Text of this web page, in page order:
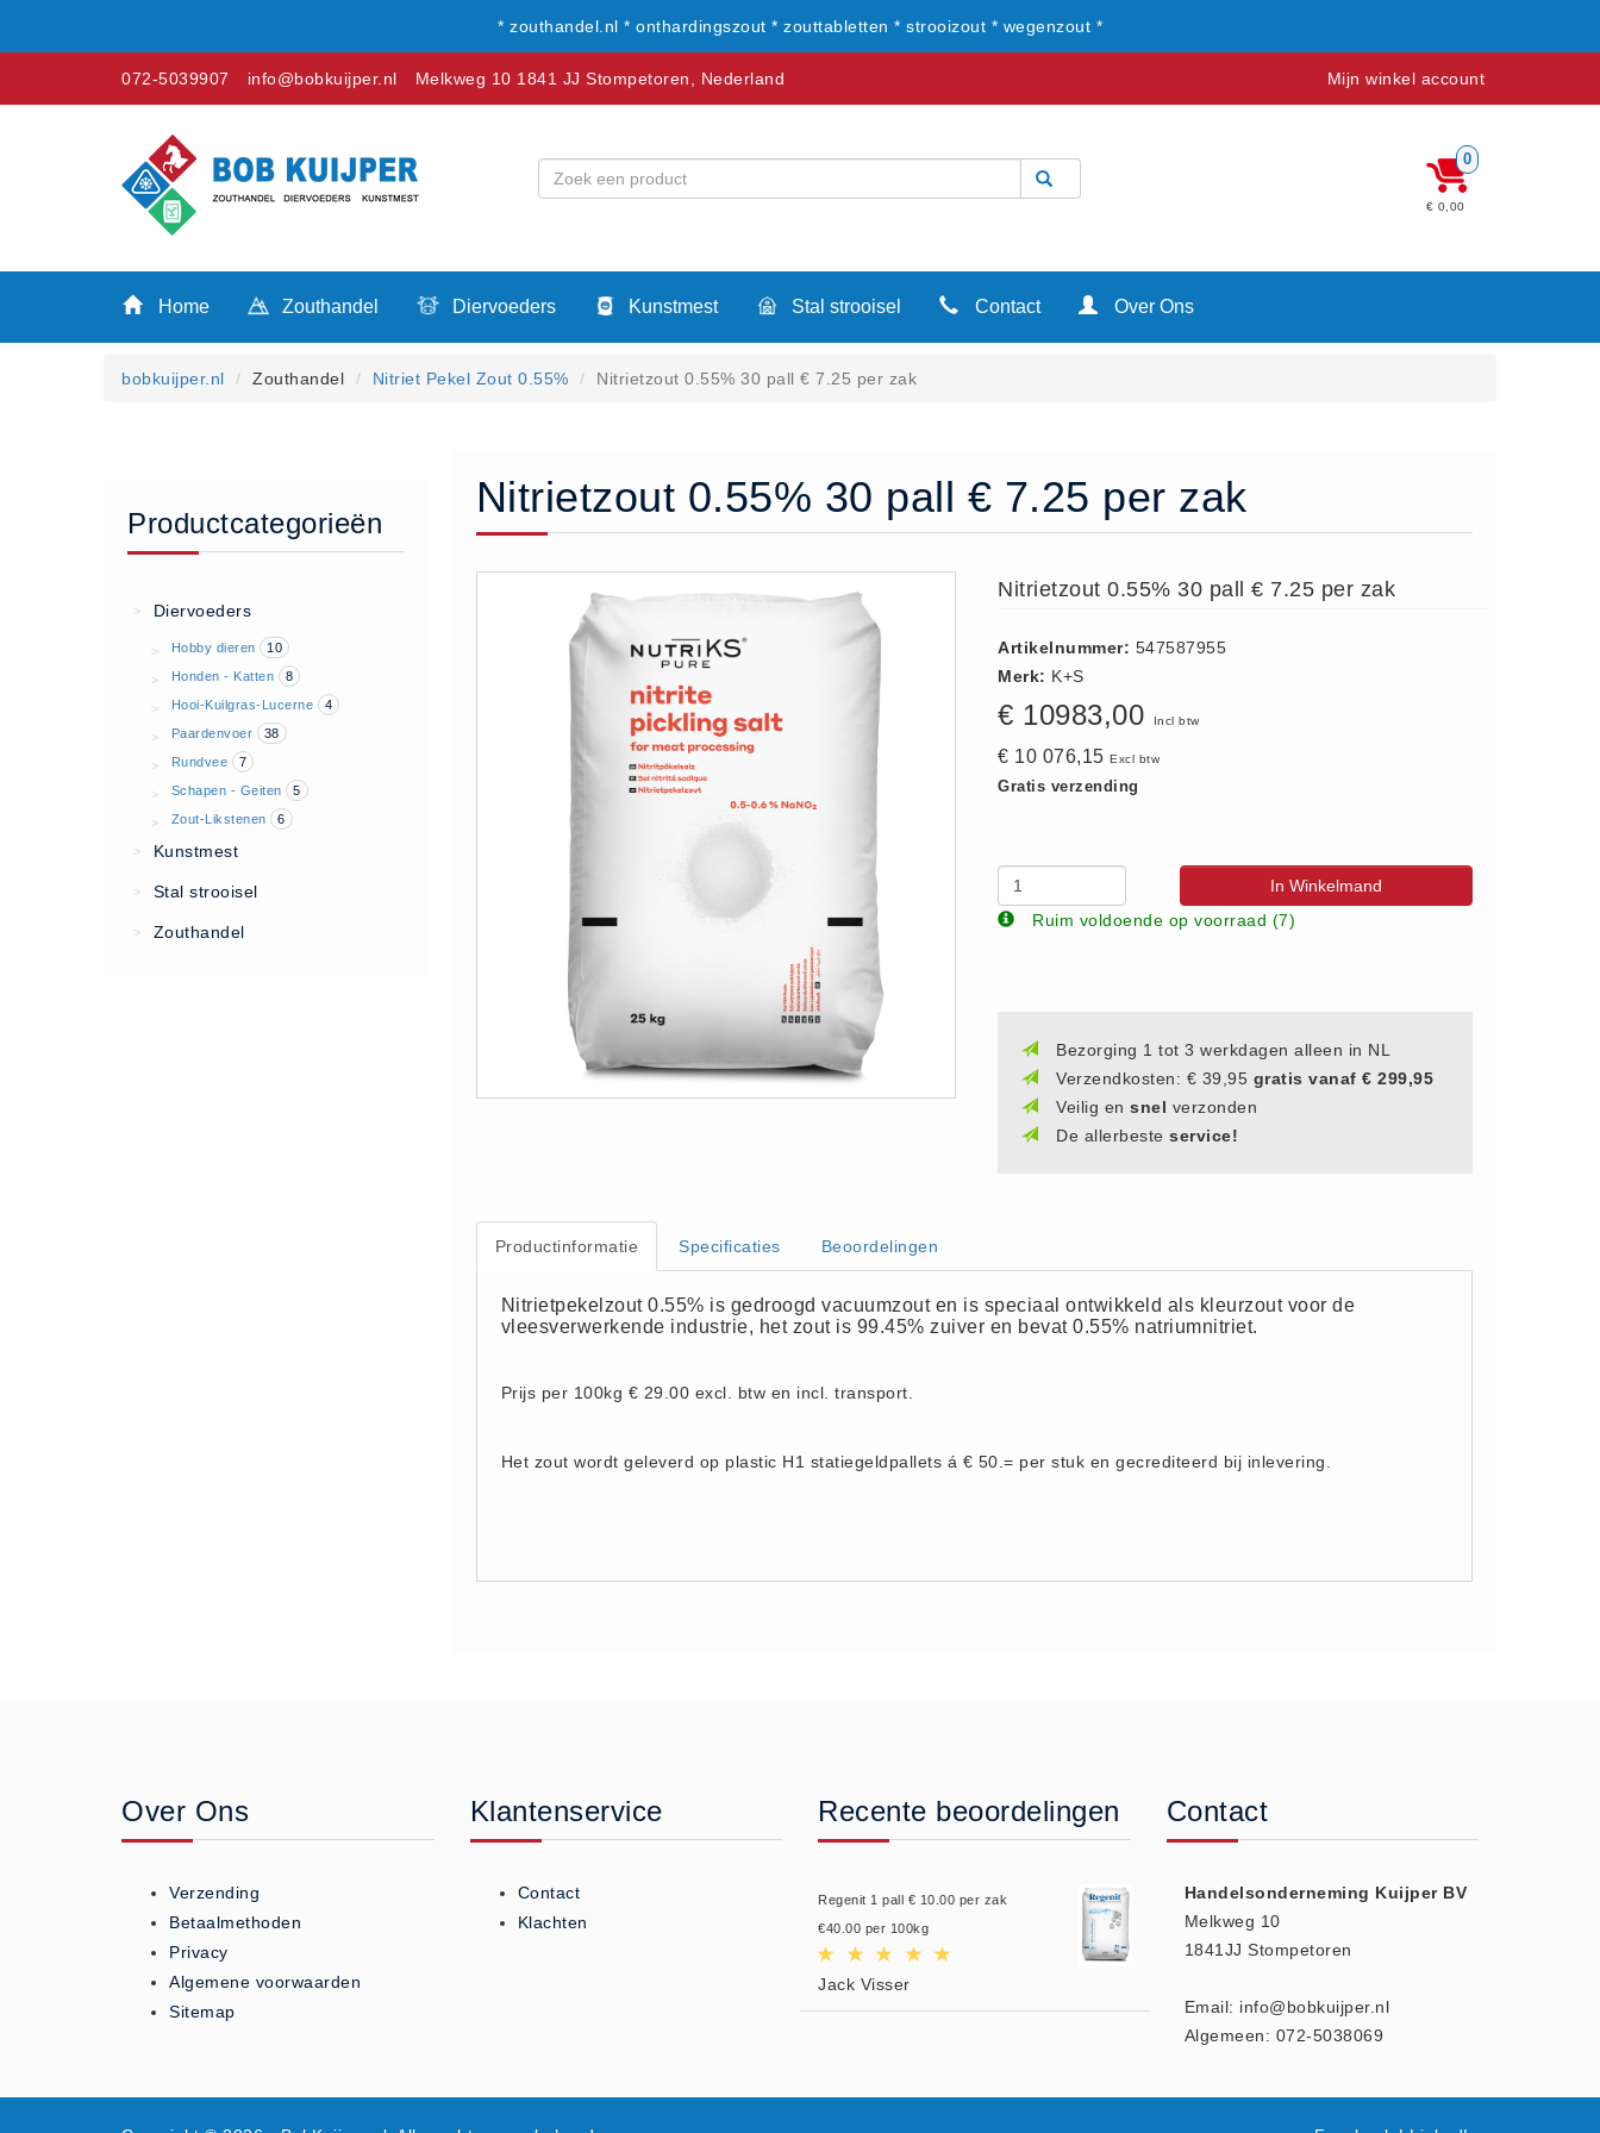
* zouthandel.nl * onthardingszout * zouttabletten * strooizout * wegenzout *
Diervoeders
Stal strooisel
Hartog Lucerne - Muesli (8)
Hobby dieren (10)
Honden - Katten (8)
Consumptiezout Food Grade
Dooikorrel Ureum (11)
Nitriet Pekel Zout 0.55% (3)
Onthardingszout (1)
Zoutstrooiers (9)
072-5039907 info@bobkuijper.nl Melkweg 10 1841 JJ Stompetoren, Nederland Mijn winkel account
0
€ 0,00
Home Zouthandel Diervoeders Kunstmest Stal strooisel Contact Over Ons
bobkuijper.nl Zouthandel Nitriet Pekel Zout 0.55% Nitrietzout 0.55% 30 pall € 7.25 per zak
Productcategorieën
> Diervoeders
> Hobby dieren 10
> Honden - Katten 8
> Hooi-Kuilgras-Lucerne 4
> Paardenvoer 38
> Rundvee 7
> Schapen - Geiten 5
> Zout-Likstenen 6
> Kunstmest
> Stal strooisel
> Zouthandel
Nitrietzout 0.55% 30 pall € 7.25 per zak
Nitrietzout 0.55% 30 pall € 7.25 per zak
Artikelnummer: 547587955
Merk: K+S
€ 10983,00 Incl btw
€ 10 076,15Excl btw
Gratis verzending
In Winkelmand
Ruim voldoende op voorraad (7)
Bezorging 1 tot 3 werkdagen alleen in NL
Verzendkosten: € 39,95 gratis vanaf € 299,95
Veilig ensnel verzonden
De allerbesteservice!
Productinformatie Specificaties Beoordelingen
Nitrietpekelzout 0.55% is gedroogd vacuumzout en is speciaal ontwikkeld als kleurzout voor de
vleesverwerkende industrie, het zout is 99.45% zuiver en bevat 0.55% natriumnitriet.
Prijs per 100kg € 29.00 excl. btw en incl. transport.
Het zout wordt geleverd op plastic H1 statiegeldpallets á € 50.= per stuk en gecrediteerd bij inlevering.
Over Ons
Verzending
Betaalmethoden
Privacy
Algemene voorwaarden
Sitemap
Klantenservice
Contact
Klachten
Recente beoordelingen
Regenit 1 pall € 10.00 per zak
€40.00 per 100kg
Jack Visser
Contact
Handelsonderneming Kuijper BV
Melkweg 10
1841JJ Stompetoren
Email: info@bobkuijper.nl
Algemeen: 072-5038069